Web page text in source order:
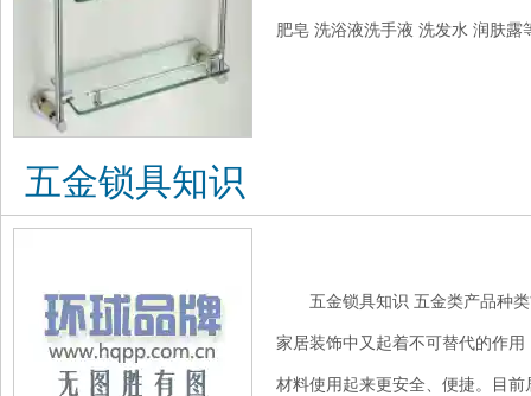
肥皂 洗浴液洗手液 洗发水 润肤露
五金锁具知识
五金锁具知识 五金类产品种
家居装饰中又起着不可替代的作
材料使用起来更安全、便捷。目前